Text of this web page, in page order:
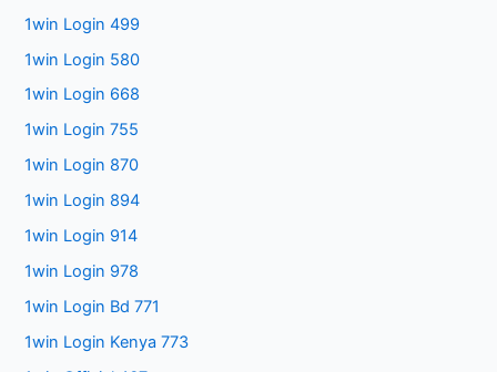
1win Login 499
1win Login 580
1win Login 668
1win Login 755
1win Login 870
1win Login 894
1win Login 914
1win Login 978
1win Login Bd 771
1win Login Kenya 773